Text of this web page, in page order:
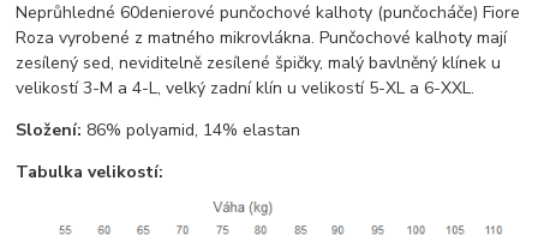
Neprůhledné 60denierové punčochové kalhoty (punčocháče) Fiore
Roza vyrobené z matného mikrovlákna. Punčochové kalhoty mají
zesílený sed, neviditelně zesílené špičky, malý bavlněný klínek u
velikostí 3-M a 4-L, velký zadní klín u velikostí 5-XL a 6-XXL.
Složení: 86% polyamid, 14% elastan
Tabulka velikostí: